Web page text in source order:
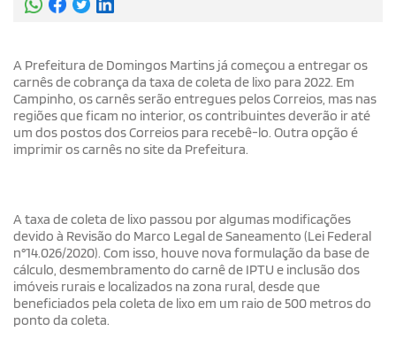
A Prefeitura de Domingos Martins já começou a entregar os
carnês de cobrança da taxa de coleta de lixo para 2022. Em
Campinho, os carnês serão entregues pelos Correios, mas nas
regiões que ficam no interior, os contribuintes deverão ir até
um dos postos dos Correios para recebê-lo. Outra opção é
imprimir os carnês no site da Prefeitura.
A taxa de coleta de lixo passou por algumas modificações
devido à Revisão do Marco Legal de Saneamento (Lei Federal
n°14.026/2020). Com isso, houve nova formulação da base de
cálculo, desmembramento do carnê de IPTU e inclusão dos
imóveis rurais e localizados na zona rural, desde que
beneficiados pela coleta de lixo em um raio de 500 metros do
ponto da coleta.